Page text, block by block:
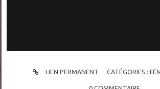
LIEN PERMANENT CATÉGORIES :